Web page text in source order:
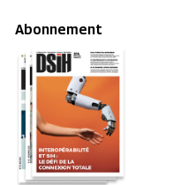
Abonnement